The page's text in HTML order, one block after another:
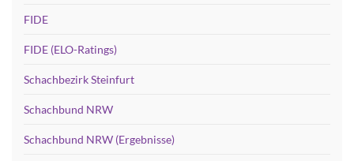
FIDE
FIDE (ELO-Ratings)
Schachbezirk Steinfurt
Schachbund NRW
Schachbund NRW (Ergebnisse)